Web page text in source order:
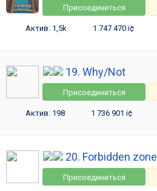
Присоединиться
Актив: 1,5k 1 747 470 i¢
19. Why/Not
Присоединиться
Актив: 198 1 736 901 i¢
20. Forbidden zone
Присоединиться